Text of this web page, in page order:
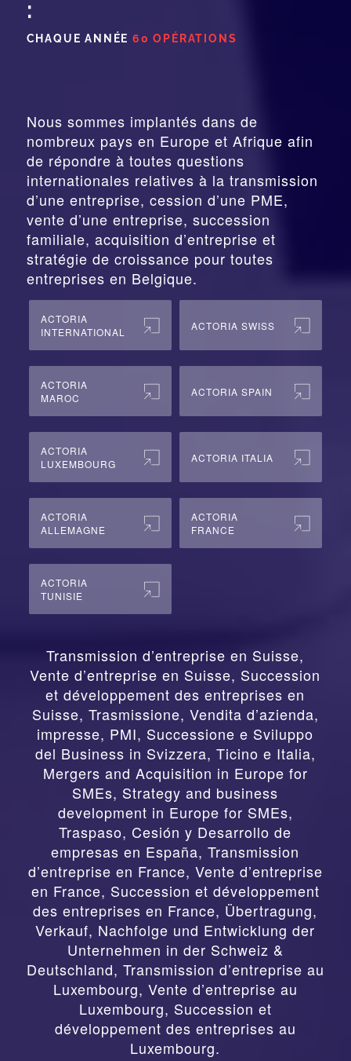
:
CHAQUE ANNÉE 60 OPÉRATIONS
Nous sommes implantés dans de
nombreux pays en Europe et Afrique afin
de répondre à toutes questions
internationales relatives à la transmission
d’une entreprise, cession d’une PME,
vente d’une entreprise, succession
familiale, acquisition d’entreprise et
stratégie de croissance pour toutes
entreprises en Belgique.
ACTORIA
INTERNATIONAL
ACTORIA SWISS
ACTORIA
MAROC
ACTORIA SPAIN
ACTORIA
LUXEMBOURG
ACTORIA ITALIA
ACTORIA
ALLEMAGNE
ACTORIA
FRANCE
ACTORIA
TUNISIE
Transmission d’entreprise en Suisse,
Vente d’entreprise en Suisse, Succession
et développement des entreprises en
Suisse, Trasmissione, Vendita d’azienda,
impresse, PMI, Successione e Sviluppo
del Business in Svizzera, Ticino e Italia,
Mergers and Acquisition in Europe for
SMEs, Strategy and business
development in Europe for SMEs,
Traspaso, Cesión y Desarrollo de
empresas en España,Transmission
d’entreprise en France, Vente d’entreprise
en France, Succession et développement
des entreprises en France, Übertragung,
Verkauf, Nachfolge und Entwicklung der
Unternehmen in der Schweiz &
Deutschland, Transmission d’entreprise au
Luxembourg, Vente d’entreprise au
Luxembourg, Succession et
développement des entreprises au
Luxembourg.